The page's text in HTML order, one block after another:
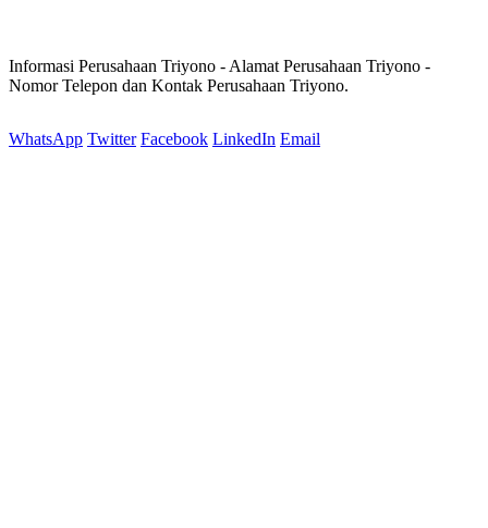
Informasi Perusahaan Triyono - Alamat Perusahaan Triyono -
Nomor Telepon dan Kontak Perusahaan Triyono.
WhatsApp Twitter Facebook LinkedIn Email